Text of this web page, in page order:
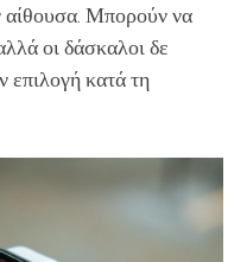
αίθουσα. Μπορούν να
οι δάσκαλοι δε
κατά τη